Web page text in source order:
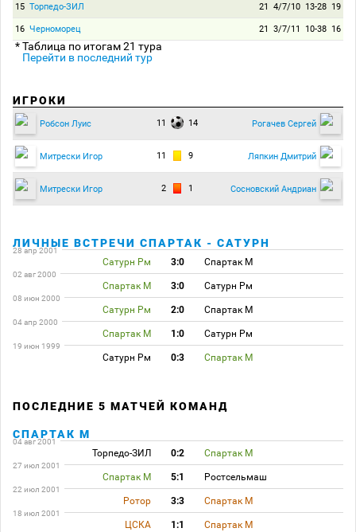
15 Торпедо-ЗИЛ 21 4/7/10 13-28 19
16 Черноморец 21 3/7/11 10-38 16
* Таблица по итогам 21 тура
Перейти в последний тур
ИГРОКИ
Робсон Луис 11 14 Рогачев Сергей
Митрески Игор 11 9 Ляпкин Дмитрий
Митрески Игор 2 1 Сосновский Андриан
ЛИЧНЫЕ ВСТРЕЧИ СПАРТАК - САТУРН
28 апр 2001
Сатурн Рм 3:0 Спартак М
02 авг 2000
Спартак М 3:0 Сатурн Рм
08 июн 2000
Сатурн Рм 2:0 Спартак М
04 апр 2000
Спартак М 1:0 Сатурн Рм
19 июн 1999
Сатурн Рм 0:3 Спартак М
ПОСЛЕДНИЕ 5 МАТЧЕЙ КОМАНД
СПАРТАК М
04 авг 2001
Торпедо-ЗИЛ 0:2 Спартак М
27 июл 2001
Спартак М 5:1 Ростсельмаш
22 июл 2001
Ротор 3:3 Спартак М
18 июл 2001
ЦСКА 1:1 Спартак М